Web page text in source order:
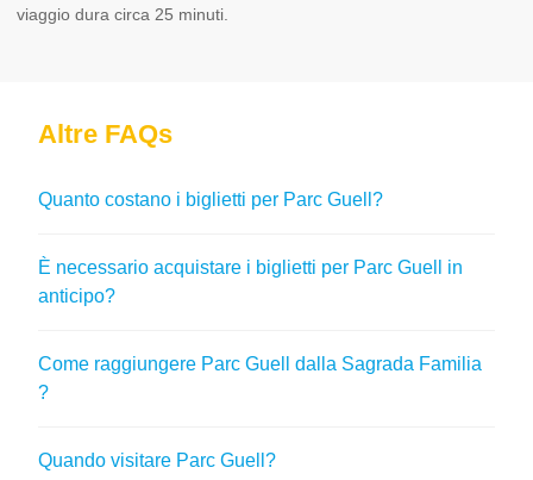
viaggio dura circa 25 minuti.
Altre FAQs
Quanto costano i biglietti per Parc Guell?
È necessario acquistare i biglietti per Parc Guell in
anticipo?
Come raggiungere Parc Guell dalla Sagrada Familia
?
Quando visitare Parc Guell?